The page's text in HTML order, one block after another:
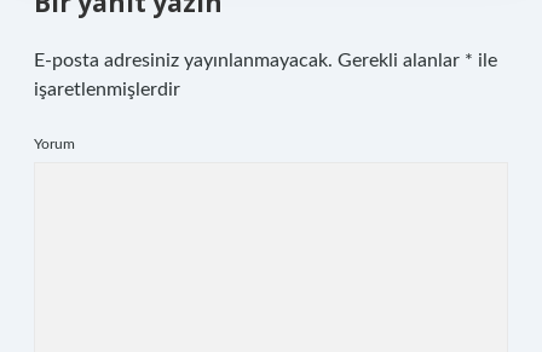
E-posta adresiniz yayınlanmayacak. Gerekli alanlar * ile
işaretlenmişlerdir
Yorum